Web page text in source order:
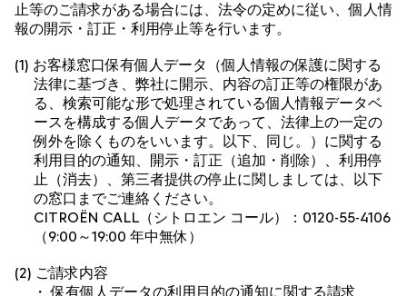
止等のご請求がある場合には、法令の定めに従い、個人情
報の開示・訂正・利用停止等を行います。
(1) お客様窓口保有個人データ（個人情報の保護に関する
法律に基づき、弊社に開示、内容の訂正等の権限があ
る、検索可能な形で処理されている個人情報データベ
ースを構成する個人データであって、法律上の一定の
例外を除くものをいいます。以下、同じ。）に関する
利用目的の通知、開示・訂正（追加・削除）、利用停
止（消去）、第三者提供の停止に関しましては、以下
の窓口までご連絡ください。
CITROËN CALL（シトロエン コール）： 0120-55-4106
（9:00～19:00 年中無休）
(2) ご請求内容
・ 保有個人データの利用目的の通知に関する請求